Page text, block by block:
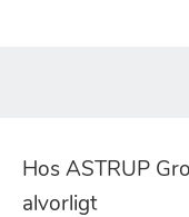
Hos ASTRUP
alvorligt